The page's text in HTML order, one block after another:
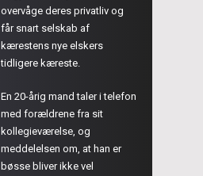
overvåge deres privatliv og
får snart selskab af
kærestens nye elskers
tidligere kæreste.
En 20-årig mand taler i telefon
med forældrene fra sit
kollegieværelse, og
meddelelsen om, at han er
bøsse bliver ikke vel